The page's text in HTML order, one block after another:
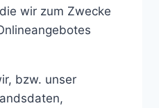
wir zum Zwecke
bzw. unser